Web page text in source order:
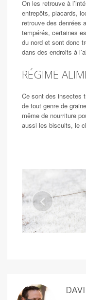
On les retrouve à
entrepôts, placards,
retrouve des denrées
tempérés, certaines
du nord et sont donc
dans des endroits à
RÉGIME
Ce sont des insectes
de tout genre de
même de nourriture
aussi les biscuits, le